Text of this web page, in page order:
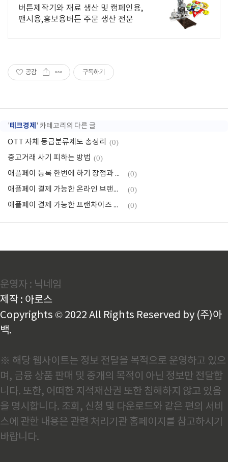
버튼제작기와 재료 생산 및 캠페인용,
팬시용,홍보용버튼 주문 생산 전문
공감 구독하기
'테크경제 ' 카테고리의 다른 글
OTT 자체 등급분류제도 총정리 (0)
중고거래 사기 피하는 방법 (0)
애플페이 등록 한번에 하기 장점과 단점 (0)
애플페이 결제 가능한 온라인 브랜드 매장, 결제방법 팁 (0)
애플페이 결제 가능한 프랜차이즈 햄버거 디저트 호텔 등 (0)
운영자 : 닉네임
제작 : 아로스
Copyrights © 2022 All Rights Reserved by (주)아
백.
※ 해당 웹사이트는 정보 전달을 목적으로 운영하고 있으
며, 금융 상품 판매 및 중개의 목적이 아닌 정보만 전달합
니다. 또한, 어떠한 지적재산권 또한 침해하지 않고 있음
을 명시합니다. 조회, 신청 및 다운로드와 같은 편의 서비
스에 관한 내용은 관련 처리기관 홈페이지를 참고하시기
바랍니다.